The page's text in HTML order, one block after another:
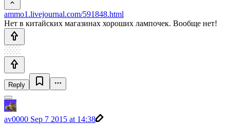
ammo1.livejournal.com/591848.html
Нет в китайских магазинах хороших лампочек. Вообще нет!
Reply
av0000 Sep 7 2015 at 14:38